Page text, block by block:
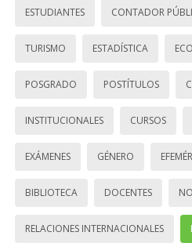
ESTUDIANTES CONTADOR
TURISMO ESTADÍSTICA
POSGRADO POSTÍTULOS
INSTITUCIONALES CURSOS
EXÁMENES GÉNERO
BIBLIOTECA DOCENTES
RELACIONES INTERNACIONALES